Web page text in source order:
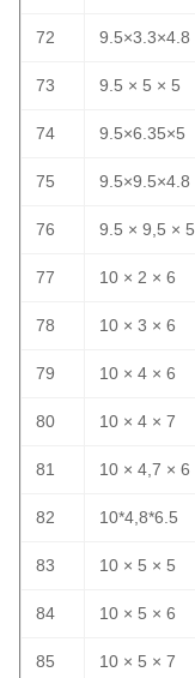
72 9.5×3.3×4.8
73 9.5 × 5 × 5
74 9.5×6.35×5
75 9.5×9.5×4.8
76 9.5 × 9,5 × 5
77 10 × 2 × 6
78 10 × 3 × 6
79 10 × 4 × 6
80 10 × 4 × 7
81 10 × 4,7 × 6
82 10*4,8*6.5
83 10 × 5 × 5
84 10 × 5 × 6
85 10 × 5 × 7